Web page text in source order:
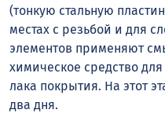
(тонкую стальную
местах с резьбой и для
элементов применяют
химическое средство
лака покрытия. На этот
два дня.